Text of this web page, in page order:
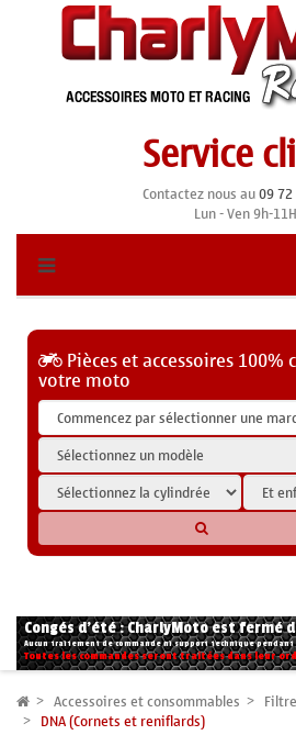
Service
Contactez nous au09
Lun - Ven 9h-11H
Pièces et accessoires
votre moto
Congés d'été : CharlyMoto est fermé
Aucun traitement de commande ni support technique
Toutes les commandes seront traitées dans leur
Accessoires et consommables
DNA (Cornets et reniflards)